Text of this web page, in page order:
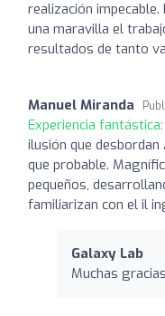
realización
una maravilla el
resultados de tanto
Manuel Miranda
Experiencia fantástica:
ilusión que
que probable.
pequeños,
familiarizan con el il
Galaxy Lab
Muchas